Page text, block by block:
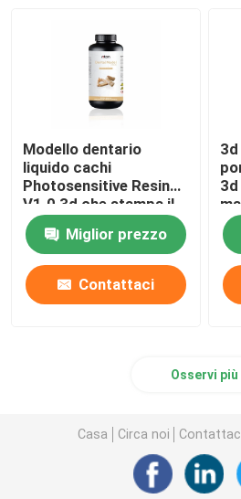
Modello dentario
liquido cachi
Photosensitive Resin
V1.0 3d che stampa il
materiale della resina
Miglior prezzo
Contattaci
Osservi più
Casa Circa noi